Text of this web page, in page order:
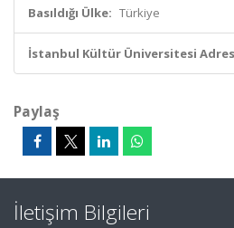
Basıldığı Ülke: Türkiye
İstanbul Kültür Üniversitesi
Paylaş
İletişim Bilgileri